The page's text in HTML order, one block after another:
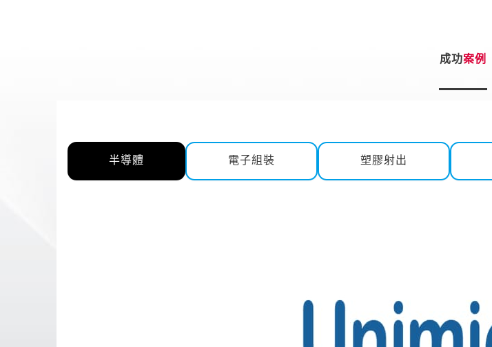
成功案例
半導體 電子組裝 塑膠射出